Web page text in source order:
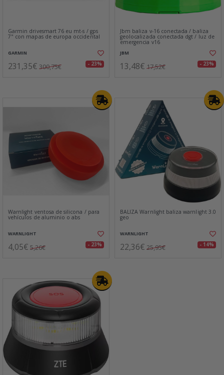
Garmin drivesmart 76 eu mt-s / gps
7" con mapas de europa occidental
GARMIN
231,35€ 300,75€ - 23%
Jbm baliza v-16 conectada / baliza
geolocalizada conectada dgt / luz de
emergencia v16
JBM
13,48€ 17,52€ - 23%
Warnlight ventosa de silicona / para
vehículos de aluminio o abs
WARNLIGHT
4,05€ 5,26€ - 23%
BALIZA Warnlight baliza warnlight 3.0
geo
WARNLIGHT
22,36€ 25,95€ - 14%